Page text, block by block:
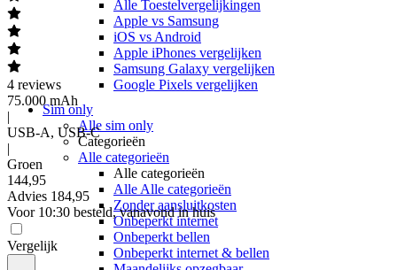
Alle Toestelvergelijkingen
Apple vs Samsung
iOS vs Android
Apple iPhones vergelijken
Samsung Galaxy vergelijken
Google Pixels vergelijken
Sim only
Alle sim only
Categorieën
Alle categorieën
Alle categorieën
Alle Alle categorieën
Zonder aansluitkosten
Onbeperkt internet
Onbeperkt bellen
Onbeperkt internet & bellen
4 reviews
75.000 mAh
|
USB-A, USB-C
|
Groen
144,95
Advies 184,95
Voor 10:30 besteld, vanavond in huis
Vergelijk